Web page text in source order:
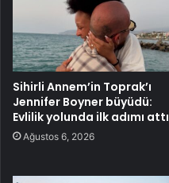
Sihirli Annem’in Toprak’ı
Jennifer Boyner büyüdü:
Evlilik yolunda ilk adımı attı
Ağustos 6, 2026